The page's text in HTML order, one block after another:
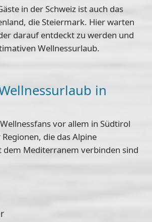
in der Schweiz ist auch das
, die Steiermark. Hier warten
darauf entdeckt zu werden und
Wellnessurlaub.
in
vor allem in Südtirol
die das Alpine
Mediterranem verbinden sind